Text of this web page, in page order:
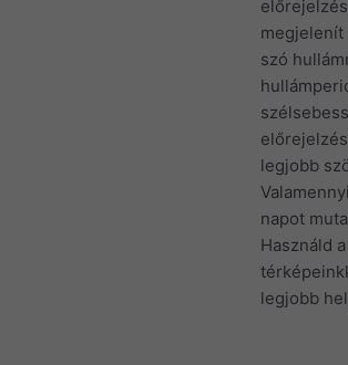
megjelenít
szó
legjobb
napot
Használd
legjobb